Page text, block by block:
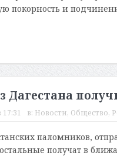
покорность и
Дагестана
в: Новости, Общество,
паломников,
получат в